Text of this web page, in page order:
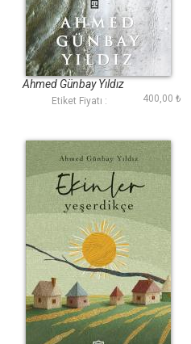
Siyah Güller
Ahmed Günbay Yıldız
Etiket Fiyatı : 400,00 ₺